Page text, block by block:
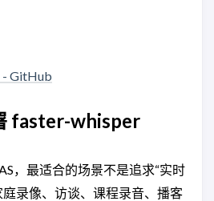
- GitHub
faster-whisper
，最适合的场景不是追求“实时
录像、访谈、课程录音、播客